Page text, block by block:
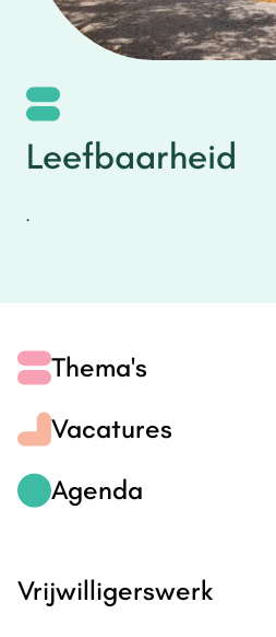
Leefbaarheid
.
Thema's
Vacatures
Agenda
Vrijwilligerswerk